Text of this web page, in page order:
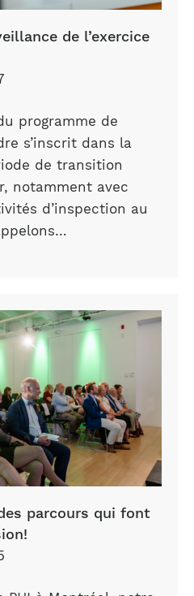
de l’exercice
programme de
s’inscrit dans la
de transition
notamment avec
d’inspection au
parcours qui font